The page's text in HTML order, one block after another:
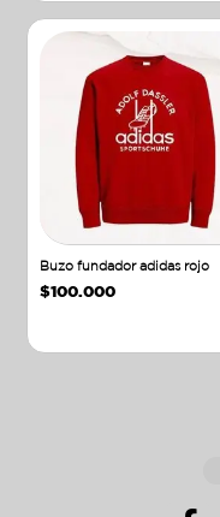
Buzo fundador adidas rojo
$100.000